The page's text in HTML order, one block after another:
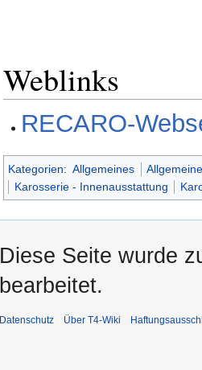
Weblinks
RECARO-
Kategorien: Allgemeines
Karosserie - Innenausstattung
Diese Seite wurde
bearbeitet.
Datenschutz Über T4-Wiki